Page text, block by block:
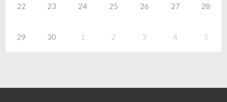
22 23 24 25 26 27 28
29 30 1 2 3 4 5